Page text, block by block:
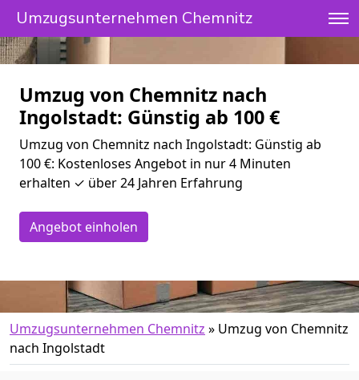
Umzugsunternehmen Chemnitz
Umzug von Chemnitz nach
Ingolstadt: Günstig ab 100 €
Umzug von Chemnitz nach Ingolstadt: Günstig ab
100 €: Kostenloses Angebot in nur 4 Minuten
erhalten ✓ über 24 Jahren Erfahrung
Angebot einholen
Umzugsunternehmen Chemnitz » Umzug von Chemnitz
nach Ingolstadt